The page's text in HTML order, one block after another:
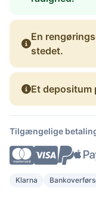
En
stedet.
Et depositum
Tilgængelige
Klarna